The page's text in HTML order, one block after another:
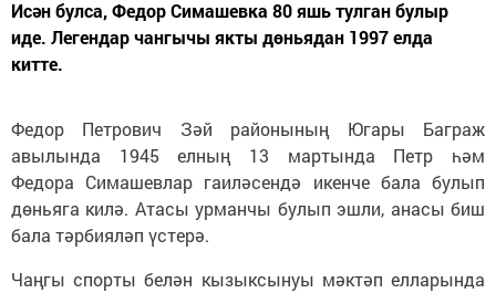
Исән булса, Федор Симашевка 80 яшь тулган булыр
иде. Легендар чангычы якты дөньядан 1997 елда
китте.
Федор Петрович Зәй районының Югары Баграж
авылында 1945 елның 13 мартында Петр һәм
Федора Симашевлар гаиләсендә икенче бала булып
дөньяга килә. Атасы урманчы булып эшли, анасы биш
бала тәрбияләп үстерә.
Чаңгы спорты белән кызыксынуы мәктәп елларында